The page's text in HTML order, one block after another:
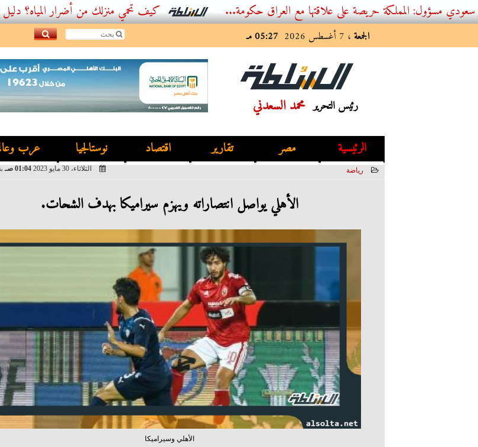
المملكة حريصة على علاقتها مع العراق حكومة... كيف تحمي منزلك من أضرار المياه؟ دليل اكتشاف
الجمعة ، 7 أغسطس 2026 05:27 مـ
رئيس التحرير محمد السعدني
الرئيسية مصر تقارير اقتصاد نوستالجيا عرب
رياضة الثلاثاء، 30 مايو 2023 01:04 صـ
الأهلي يواصل انتصاراته ويهزم سيراميكا بهدف الشحات.
الأهلي وسيراميكا